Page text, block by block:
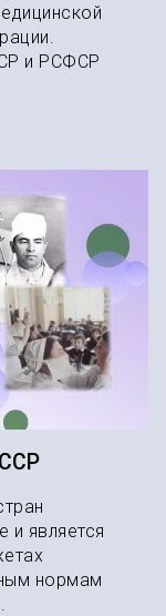
и РСФСР
и является
нормам